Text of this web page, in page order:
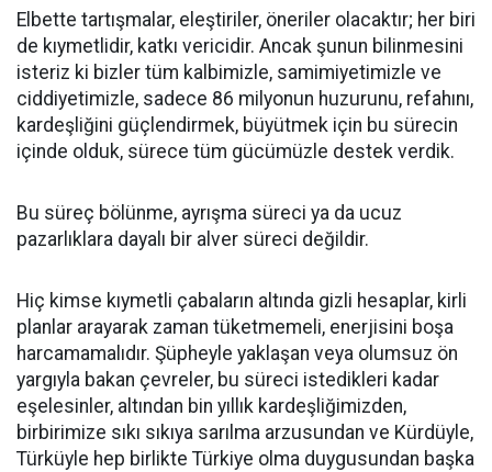
Elbette tartışmalar, eleştiriler, öneriler olacaktır; her biri
de kıymetlidir, katkı vericidir. Ancak şunun bilinmesini
isteriz ki bizler tüm kalbimizle, samimiyetimizle ve
ciddiyetimizle, sadece 86 milyonun huzurunu, refahını,
kardeşliğini güçlendirmek, büyütmek için bu sürecin
içinde olduk, sürece tüm gücümüzle destek verdik.
Bu süreç bölünme, ayrışma süreci ya da ucuz
pazarlıklara dayalı bir alver süreci değildir.
Hiç kimse kıymetli çabaların altında gizli hesaplar, kirli
planlar arayarak zaman tüketmemeli, enerjisini boşa
harcamamalıdır. Şüpheyle yaklaşan veya olumsuz ön
yargıyla bakan çevreler, bu süreci istedikleri kadar
eşelesinler, altından bin yıllık kardeşliğimizden,
birbirimize sıkı sıkıya sarılma arzusundan ve Kürdüyle,
Türküyle hep birlikte Türkiye olma duygusundan başka